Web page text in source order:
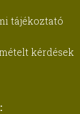
tájékoztató
kérdések